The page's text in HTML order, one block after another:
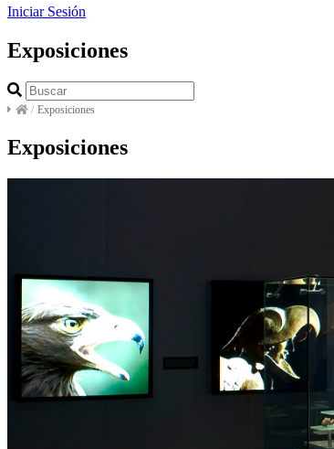
Iniciar Sesión
Exposiciones
/ Exposiciones
Exposiciones